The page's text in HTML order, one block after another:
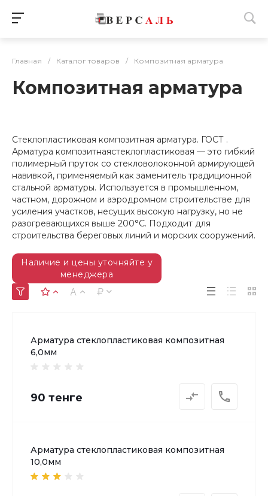
Главная / Каталог товаров / Композитная арматура
Композитная арматура
Стеклопластиковая композитная арматура. ГОСТ .
Арматура композитнаястеклопластиковая — это гибкий
полимерный пруток со стекловолоконной армирующей
навивкой, применяемый как заменитель традиционной
стальной арматуры. Используется в промышленном,
частном, дорожном и аэродромном строительстве для
усиления участков, несущих высокую нагрузку, но не
разогревающихся выше 200°C. Подходит для
строительства береговых линий и морских сооружений.
Наличие и цены уточняйте у
менеджера
Арматура стеклопластиковая композитная
6,0мм
90 тенге
Арматура стеклопластиковая композитная
10,0мм